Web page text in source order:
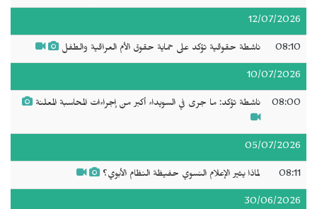
12/07/2026
08:10 ناشطة حقوقية تؤكد على حماية حقوق الأم العراقية والطفل
10/07/2026
08:00 ناشطة تؤكد: ما جرى في السويداء أكبر من إجراءات المحاسبة المعلنة
05/07/2026
08:11 لماذا يثير الإعلام النسوي حفيظة النظام الأبوي؟
30/06/2026